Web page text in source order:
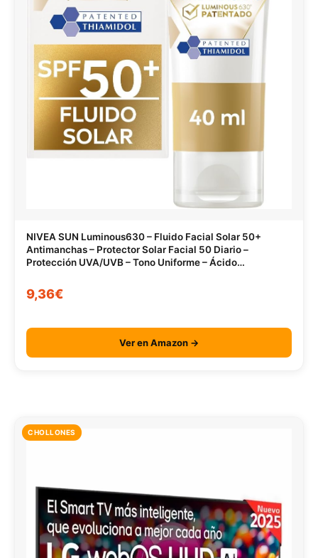
NIVEA SUN Luminous630 – Fluido Facial Solar 50+
Antimanchas – Protector Solar Facial 50 Diario –
Protección UVA/UVB – Tono Uniforme – Ácido
9,36€
Ver en Amazon →
CHOLLONES